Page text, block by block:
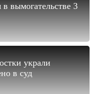
вымогательстве 3
украли
в суд